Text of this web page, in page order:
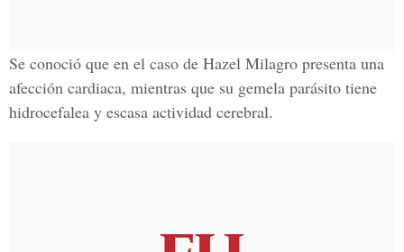
Se conoció que en el caso de Hazel Milagro presenta una
afección cardiaca, mientras que su gemela parásito tiene
hidrocefalea y escasa actividad cerebral.